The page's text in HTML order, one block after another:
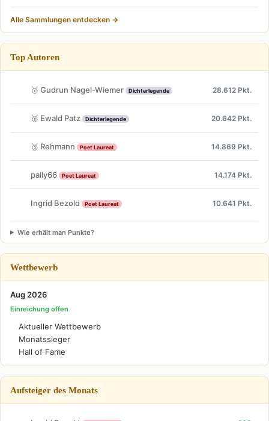
Alle Sammlungen entdecken →
Top Autoren
🥇 Gudrun Nagel-Wiemer Dichterlegende 28.612 Pkt.
🥈 Ewald Patz Dichterlegende 20.642 Pkt.
🥉 Rehmann Poet Laureat 14.869 Pkt.
pally66 Poet Laureat 14.174 Pkt.
Ingrid Bezold Poet Laureat 10.641 Pkt.
Wie erhält man Punkte?
Wettbewerb
Aug 2026
Einreichung offen
Aktueller Wettbewerb
Monatssieger
Hall of Fame
Aufsteiger des Monats